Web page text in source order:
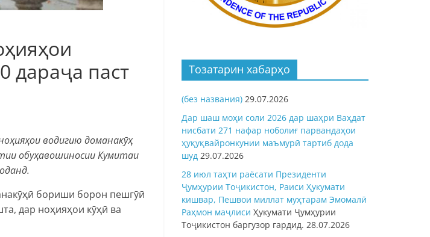
дараҷа паст
водигию доманакӯҳ
обуҳавошиносии Кумитаи
бориши борон пешгӯӣ
дар ноҳияҳои кӯҳӣ ва
Тозатарин хабарҳо
(без названия) 29.07.2026
Дар шаш моҳи соли 2026 дар шаҳри Ваҳдат
нисбати 271 нафар ноболиғ парвандаҳои
ҳуқуқвайронкунии маъмурӣ тартиб дода
шуд 29.07.2026
28 июл таҳти раёсати Президенти
Ҷумҳурии Тоҷикистон, Раиси Ҳукумати
кишвар, Пешвои миллат муҳтарам Эмомалӣ
Раҳмон маҷлиси Ҳукумати Ҷумҳурии
Тоҷикистон баргузор гардид. 28.07.2026